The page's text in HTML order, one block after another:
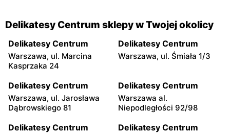
Delikatesy Centrum sklepy w Twojej okolicy
Delikatesy Centrum
Warszawa, ul. Marcina
Kasprzaka 24
Delikatesy Centrum
Warszawa, ul. Śmiała 1/3
Delikatesy Centrum
Warszawa, ul. Jarosława
Dąbrowskiego 81
Delikatesy Centrum
Warszawa al.
Niepodległości 92/98
Delikatesy Centrum Delikatesy Centrum